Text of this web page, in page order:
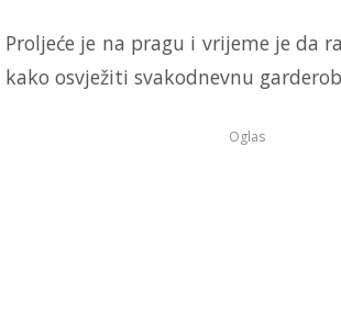
Proljeće je na pragu i vrijeme je da
kako osvježiti svakodnevnu
Oglas